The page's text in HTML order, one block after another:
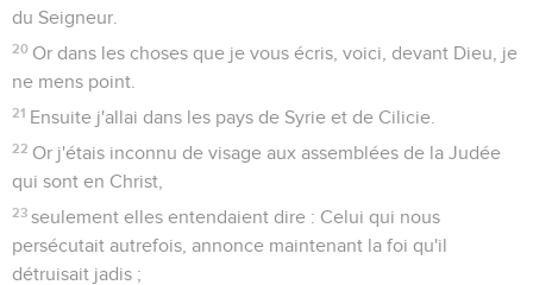
du Seigneur.
20 Or dans les choses que je vous écris, voici, devant Dieu, je
ne mens point.
21 Ensuite j'allai dans les pays de Syrie et de Cilicie.
22 Or j'étais inconnu de visage aux assemblées de la Judée
qui sont en Christ,
23 seulement elles entendaient dire : Celui qui nous
persécutait autrefois, annonce maintenant la foi qu'il
détruisait jadis ;